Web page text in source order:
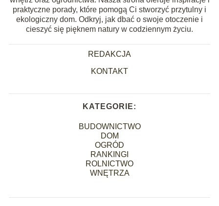
praktyczne porady, które pomogą Ci stworzyć przytulny i
ekologiczny dom. Odkryj, jak dbać o swoje otoczenie i
cieszyć się pięknem natury w codziennym życiu.
REDAKCJA
KONTAKT
KATEGORIE:
BUDOWNICTWO
DOM
OGRÓD
RANKINGI
ROLNICTWO
WNĘTRZA